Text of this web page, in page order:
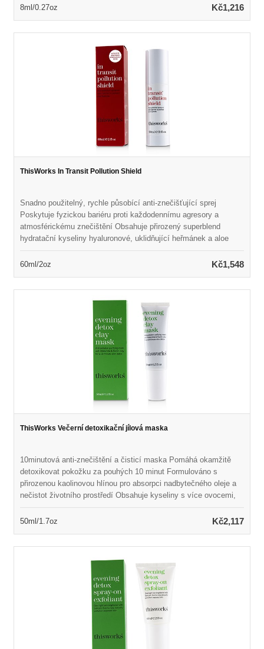
rovnoměrně distribuuje barvu Bez parabenů, laurylsulfátu
8ml/0.27oz Kč1,216
ThisWorks In Transit Pollution Shield
Snadno použitelný, rychle působící anti-znečišťující sprej
Poskytuje fyzickou bariéru proti každodennímu agresory a
atmosférickému znečištění Obsahuje přirozený superblend
hydratační kyseliny hyaluronové, uklidňující heřmánek a aloe
polysacharidem pro zachycení částic uhlíku, těžké kovy a
60ml/2oz Kč1,548
ThisWorks Večerní detoxikační jílová maska
10minutová anti-znečištění a čisticí maska Pomáhá okamžitě
detoxikovat pokožku za pouhých 10 minut Formulováno s
přirozenou kaolinovou hlínou pro absorpci nadbytečného oleje a
nečistot životního prostředí Obsahuje kyseliny s více ovocemi,
odlupovat pokožku podporou obratu buněk Naplněn drahocenným
50ml/1.7oz Kč2,117